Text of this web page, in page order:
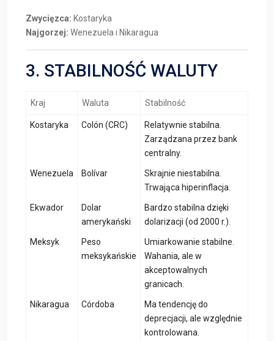
Zwycięzca: Kostaryka
Najgorzej: Wenezuela i Nikaragua
3. STABILNOŚĆ WALUTY
Kraj Waluta Stabilność
Kostaryka Colón (CRC)
Relatywnie stabilna.
Zarządzana przez bank
centralny.
Wenezuela Bolívar
Skrajnie niestabilna.
Trwająca hiperinflacja.
Ekwador
Dolar
amerykański
Bardzo stabilna dzięki
dolarizacji (od 2000 r.).
Meksyk
Peso
meksykańskie
Umiarkowanie stabilne.
Wahania, ale w
akceptowalnych
granicach.
Nikaragua Córdoba
Ma tendencję do
deprecjacji, ale względnie
kontrolowana.